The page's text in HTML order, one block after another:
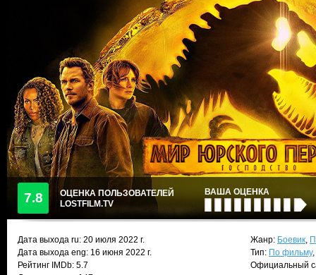
7.8
ОЦЕНКА ПОЛЬЗОВАТЕЛЕЙ
LOSTFILM.TV
ВАША ОЦЕНКА
Дата выхода ru: 20 июля 2022 г.
Дата выхода eng: 16 июня 2022 г.
Рейтинг IMDb: 5.7
Жанр: Боевик,
Тип: По фильму,
Официальный